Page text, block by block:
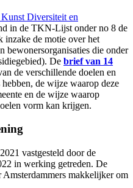
Diversiteit en
in de TKN-Lijst onder no 8 de
inzake de motie over het
bewonersorganisaties die onder
De brief van 14
de verschillende doelen en
de wijze waarop deze
en de wijze waarop
vorm kan krijgen.
vastgesteld door de
in werking getreden. De
makkelijker om